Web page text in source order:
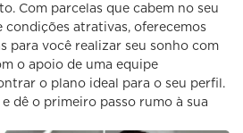
Com parcelas que cabem no seu
condições atrativas, oferecemos
para você realizar seu sonho com
o apoio de uma equipe
o plano ideal para o seu perfil.
dê o primeiro passo rumo à sua